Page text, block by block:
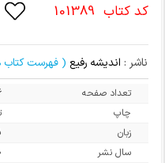
کد کتاب 101389
ناشر : اندیشه رفیع ( فهرست کتاب
تعداد صفحه
چاپ
زبان
سال نشر